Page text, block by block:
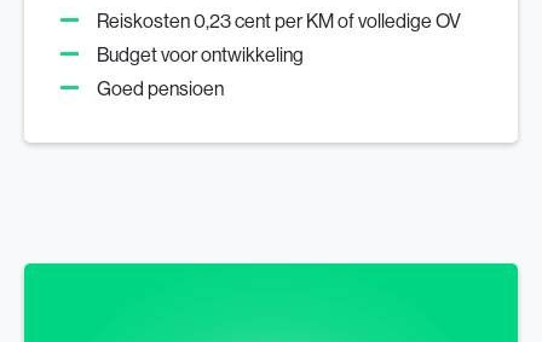
Reiskosten 0,23 cent per KM of volledige OV
Budget voor ontwikkeling
Goed pensioen